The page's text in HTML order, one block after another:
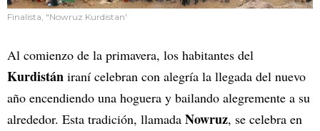
Finalista, "Nowruz Kurdistan'
Al comienzo de la primavera, los habitantes del
Kurdistán iraní celebran con alegría la llegada del nuevo
año encendiendo una hoguera y bailando alegremente a su
alrededor. Esta tradición, llamada Nowruz, se celebra en